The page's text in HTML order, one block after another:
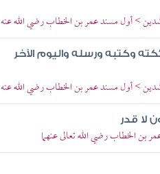
> أول مسند عمر بن الخطاب رضي الله عنه
وكتبه ورسله واليوم الآخر
> أول مسند عمر بن الخطاب رضي الله عنه
لا قدر
بن الخطاب رضي الله تعالى عنهما